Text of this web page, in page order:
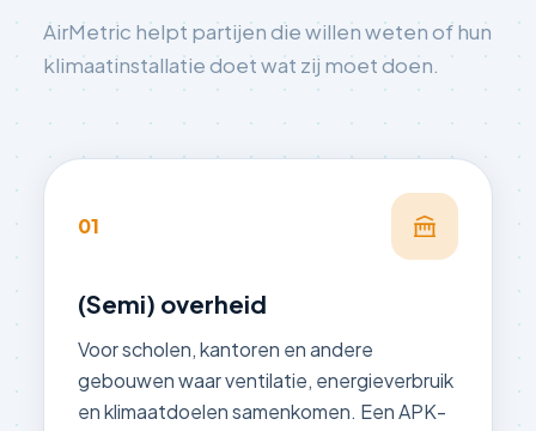
AirMetric helpt partijen die willen weten of hun
klimaatinstallatie doet wat zij moet doen.
01
(Semi) overheid
Voor scholen, kantoren en andere
gebouwen waar ventilatie, energieverbruik
en klimaatdoelen samenkomen. Een APK-